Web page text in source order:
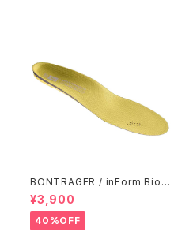
BONTRAGER / inForm BioD
ynamic Insole / Mid Arch
¥3,900
40%OFF